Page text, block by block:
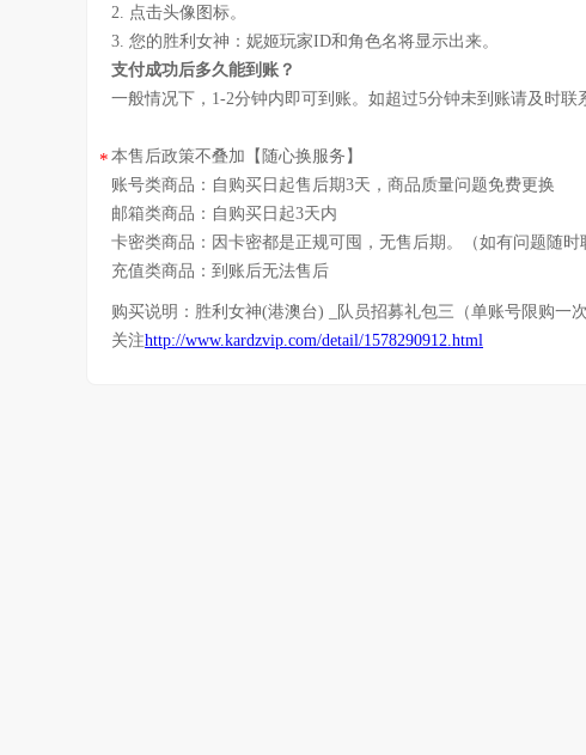
2. 点击头像图标。
3. 您的胜利女神：妮姬玩家ID和角色名将显示出来。
支付成功后多久能到账？
一般情况下，1-2分钟内即可到账。如超过5分钟未到账请及时联
* 本售后政策不叠加【随心换服务】
账号类商品：自购买日起售后期3天，商品质量问题免费更换
邮箱类商品：自购买日起3天内
卡密类商品：因卡密都是正规可囤，无售后期。（如有问题随时
充值类商品：到账后无法售后
购买说明： 胜利女神(港澳台) _队员招募礼包三（单账号限购一次
关注http://www.kardzvip.com/detail/1578290912.html